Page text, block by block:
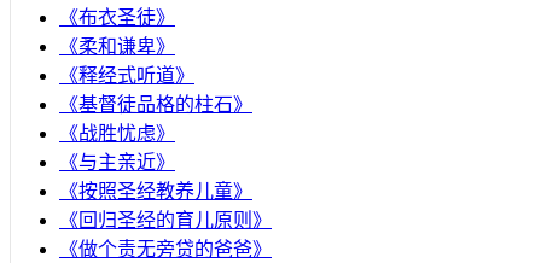
《布衣圣徒》
《柔和谦卑》
《释经式听道》
《基督徒品格的柱石》
《战胜忧虑》
《与主亲近》
《按照圣经教养儿童》
《回归圣经的育儿原则》
《做个责无旁贷的爸爸》